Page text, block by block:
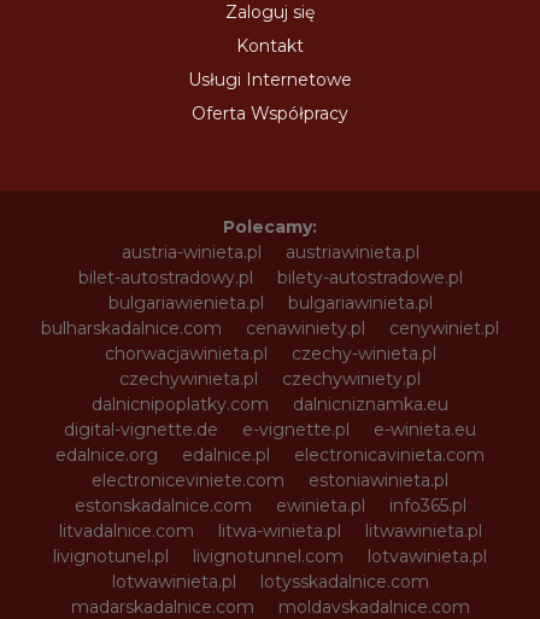
Zaloguj się
Kontakt
Usługi Internetowe
Oferta Współpracy
Polecamy:
austria-winieta.pl
austriawinieta.pl
bilet-autostradowy.pl
bilety-autostradowe.pl
bulgariawienieta.pl
bulgariawinieta.pl
bulharskadalnice.com
cenawiniety.pl
cenywiniet.pl
chorwacjawinieta.pl
czechy-winieta.pl
czechywinieta.pl
czechywiniety.pl
dalnicnipoplatky.com
dalnicniznamka.eu
digital-vignette.de
e-vignette.pl
e-winieta.eu
edalnice.org
edalnice.pl
electronicavinieta.com
electroniceviniete.com
estoniawinieta.pl
estonskadalnice.com
ewinieta.pl
info365.pl
litvadalnice.com
litwa-winieta.pl
litwawinieta.pl
livignotunel.pl
livignotunnel.com
lotvawinieta.pl
lotwawinieta.pl
lotysskadalnice.com
madarskadalnice.com
moldavskadalnice.com